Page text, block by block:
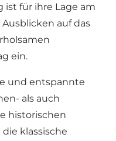
ist für ihre Lage am
auf das
ein.
und entspannte
als auch
historischen
klassische